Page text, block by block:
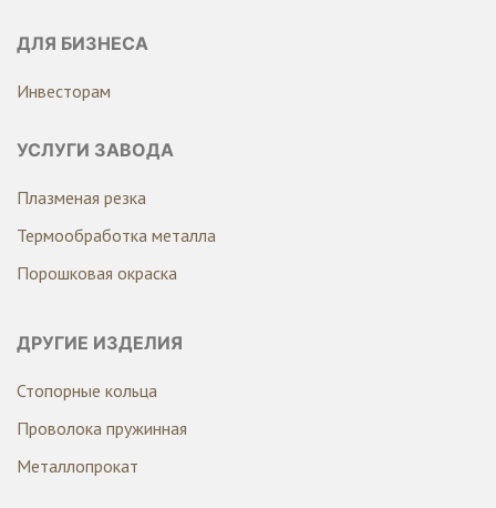
ДЛЯ БИЗНЕСА
Инвесторам
УСЛУГИ ЗАВОДА
Плазменая резка
Термообработка металла
Порошковая окраска
ДРУГИЕ ИЗДЕЛИЯ
Стопорные кольца
Проволока пружинная
Металлопрокат